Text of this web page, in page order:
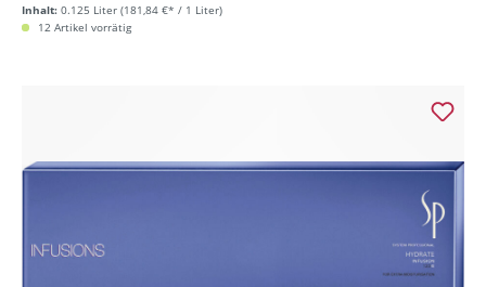
Inhalt: 0.125 Liter (181,84 €* / 1 Liter)
12 Artikel vorrätig